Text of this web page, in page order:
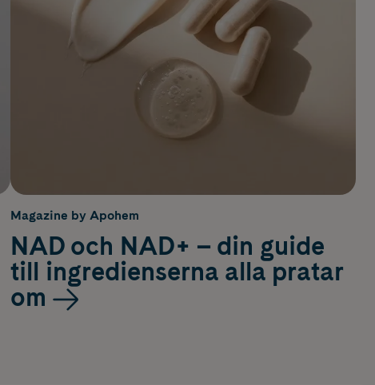
Magazine by Apohem
NAD och NAD+ – din guide
till ingredienserna alla pratar
om